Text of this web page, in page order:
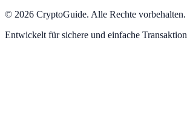
© 2026 CryptoGuide. Alle Rechte vorbehalten.
Entwickelt für sichere und einfache